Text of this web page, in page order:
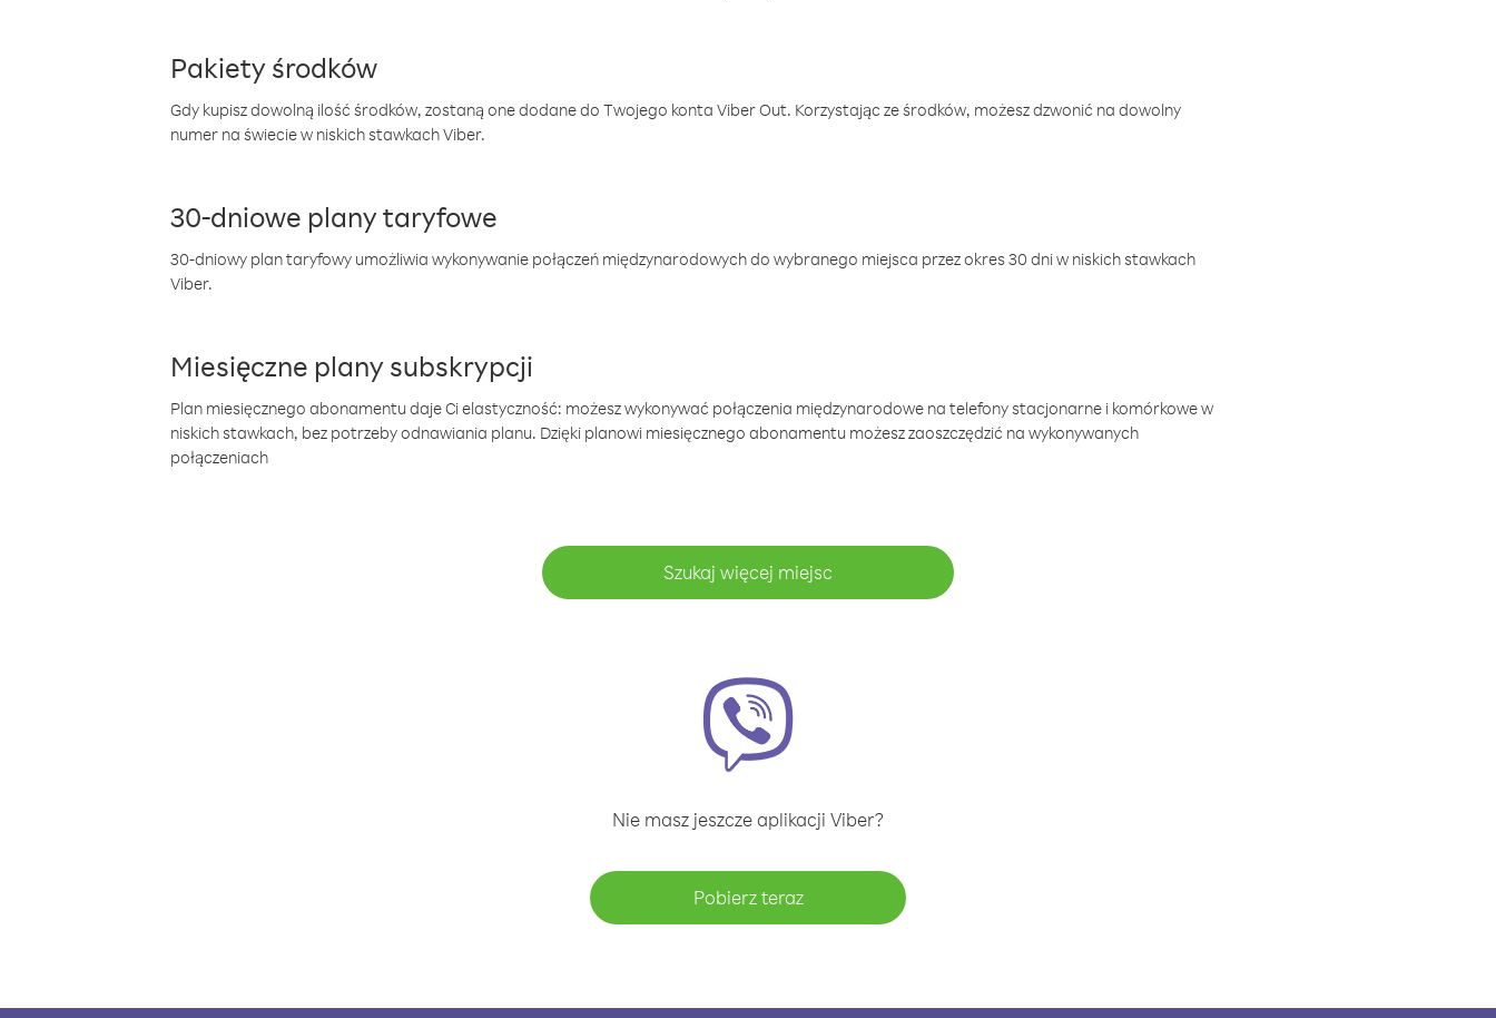
Pakiety środków
Gdy kupisz dowolną ilość środków, zostaną one dodane do Twojego konta Viber Out. Korzystając ze środków, możesz dzwonić na dowolny
numer na świecie w niskich stawkach Viber.
30-dniowe plany taryfowe
30-dniowy plan taryfowy umożliwia wykonywanie połączeń międzynarodowych do wybranego miejsca przez okres 30 dni w niskich stawkach
Viber.
Miesięczne plany subskrypcji
Plan miesięcznego abonamentu daje Ci elastyczność: możesz wykonywać połączenia międzynarodowe na telefony stacjonarne i komórkowe w
niskich stawkach, bez potrzeby odnawiania planu. Dzięki planowi miesięcznego abonamentu możesz zaoszczędzić na wykonywanych
połączeniach
Szukaj więcej miejsc
Nie masz jeszcze aplikacji Viber?
Pobierz teraz